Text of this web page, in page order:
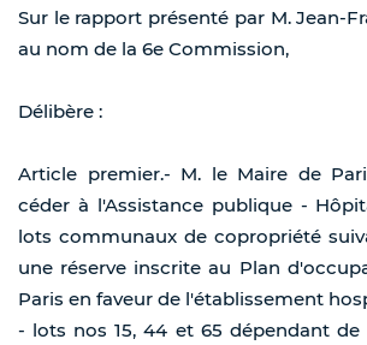
Sur le rapport présenté par M. Jean-
au nom de la 6e Commission,
Délibère :
Article premier.- M. le Maire de
céder à l'Assistance publique -
lots communaux de copropriété
une réserve inscrite au Plan
Paris en faveur de l'établissement
- lots nos 15, 44 et 65 dépendant